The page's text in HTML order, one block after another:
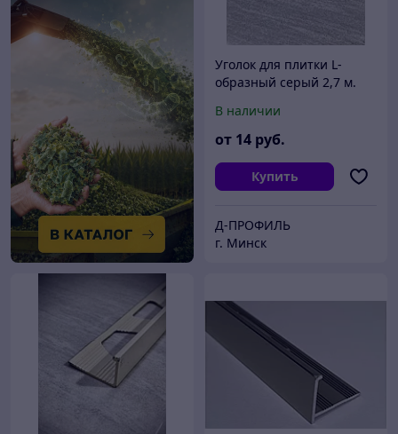
Уголок для плитки L-
образный серый 2,7 м.
В наличии
от 14 руб.
Купить
Д-ПРОФИЛЬ
г. Минск